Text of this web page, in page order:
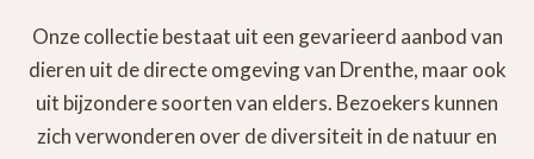
Onze collectie bestaat uit een gevarieerd aanbod van
dieren uit de directe omgeving van Drenthe, maar ook
uit bijzondere soorten van elders. Bezoekers kunnen
zich verwonderen over de diversiteit in de natuur en